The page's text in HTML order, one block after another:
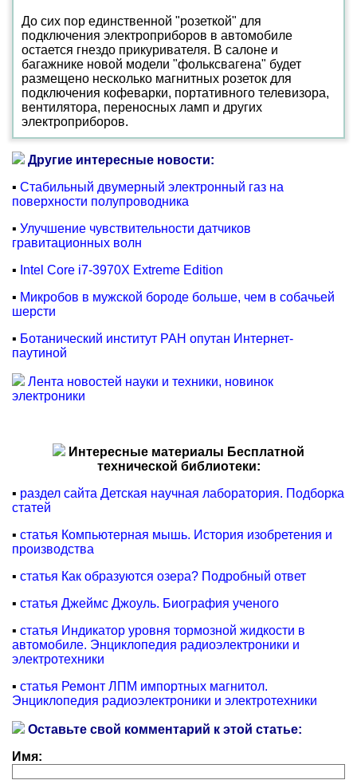
До сих пор единственной "розеткой" для
подключения электроприборов в автомобиле
остается гнездо прикуривателя. В салоне и
багажнике новой модели "фольксвагена" будет
размещено несколько магнитных розеток для
подключения кофеварки, портативного телевизора,
вентилятора, переносных ламп и других
электроприборов.
Другие интересные новости:
▪ Стабильный двумерный электронный газ на
поверхности полупроводника
▪ Улучшение чувствительности датчиков
гравитационных волн
▪ Intel Core i7-3970X Extreme Edition
▪ Микробов в мужской бороде больше, чем в собачьей
шерсти
▪ Ботанический институт РАН опутан Интернет-
паутиной
Лента новостей науки и техники, новинок
электроники
Интересные материалы Бесплатной
технической библиотеки:
▪ раздел сайта Детская научная лаборатория. Подборка
статей
▪ статья Компьютерная мышь. История изобретения и
производства
▪ статья Как образуются озера? Подробный ответ
▪ статья Джеймс Джоуль. Биография ученого
▪ статья Индикатор уровня тормозной жидкости в
автомобиле. Энциклопедия радиоэлектроники и
электротехники
▪ статья Ремонт ЛПМ импортных магнитол.
Энциклопедия радиоэлектроники и электротехники
Оставьте свой комментарий к этой статье:
Имя: